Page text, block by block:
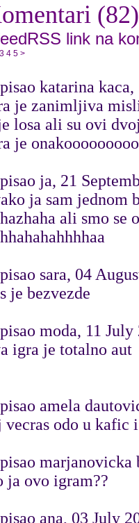
(82)
RSS link na
3 4 5 >
katarina
je zanimljiva
losa ali su ovi
je
ja, 21
ja sam jednom
ali smo se
sara, 04
je bezvezde
moda, 11 July
igra je totalno aut
amela
vecras odo u kafic
marjanovicka
ja ovo igram??
ana, 03 July